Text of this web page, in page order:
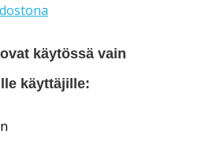
käytössä vain
käyttäjille: